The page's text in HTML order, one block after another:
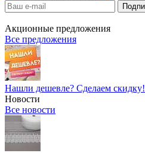
Акционные предложения
Все предложения
Нашли дешевле? Сделаем скидку!
Новости
Все новости